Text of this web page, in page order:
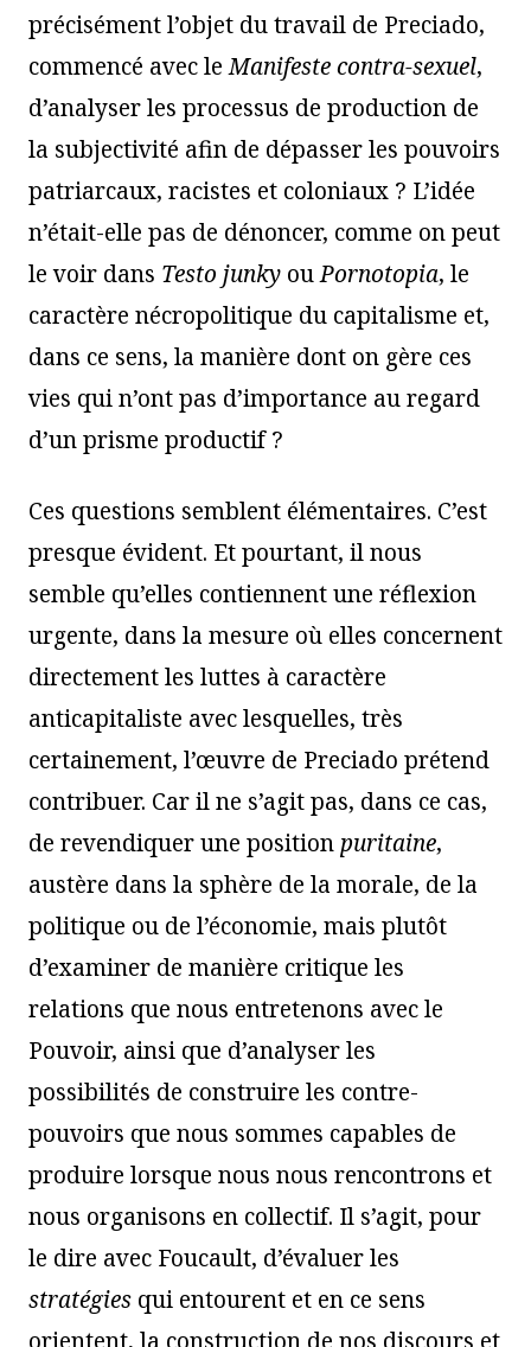
précisément l’objet du travail de Preciado,
commencé avec leManifeste contra-sexuel,
d’analyser les processus de production de
la subjectivité afin de dépasser les pouvoirs
patriarcaux, racistes et coloniaux ? L’idée
n’était-elle pas de dénoncer, comme on peut
le voir dans Testo junky ouPornotopia, le
caractère nécropolitique du capitalisme et,
dans ce sens, la manière dont on gère ces
vies qui n’ont pas d’importance au regard
d’un prisme productif ?
Ces questions semblent élémentaires. C’est
presque évident. Et pourtant, il nous
semble qu’elles contiennent une réflexion
urgente, dans la mesure où elles concernent
directement les luttes à caractère
anticapitaliste avec lesquelles, très
certainement, l’œuvre de Preciado prétend
contribuer. Car il ne s’agit pas, dans ce cas,
de revendiquer une position puritaine,
austère dans la sphère de la morale, de la
politique ou de l’économie, mais plutôt
d’examiner de manière critique les
relations que nous entretenons avec le
Pouvoir, ainsi que d’analyser les
possibilités de construire les contre-
pouvoirs que nous sommes capables de
produire lorsque nous nous rencontrons et
nous organisons en collectif. Il s’agit, pour
le dire avec Foucault, d’évaluer les
stratégies qui entourent et en ce sens